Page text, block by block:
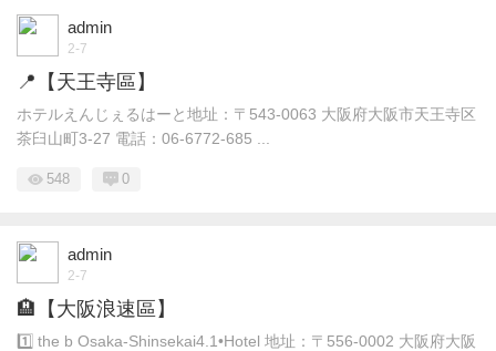
admin
2-7
📍【天王寺區】
ホテルえんじぇるはーと地址：〒543-0063 大阪府大阪市天王寺区
茶臼山町3-27 電話：06-6772-685 ...
548 0
admin
2-7
🏨【大阪浪速區】
1️⃣ the b Osaka‑Shinsekai4.1•Hotel 地址：〒556-0002 大阪府大阪